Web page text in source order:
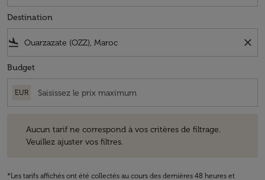
Destination
flight_land close
Budget
EUR
Aucun tarif ne correspond à vos critères de filtrage.
Veuillez ajuster vos filtres.
*Les tarifs affichés ont été collectés au cours des dernières 48 heures et